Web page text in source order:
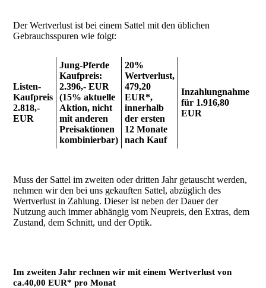
Der Wertverlust ist bei einem Sattel mit den üblichen
Gebrauchsspuren wie folgt:
Listen-
Kaufpreis
2.818,-
EUR
Jung-Pferde
Kaufpreis:
2.396,- EUR
(15% aktuelle
Aktion, nicht
mit anderen
Preisaktionen
kombinierbar)
20%
Wertverlust,
479,20
EUR*,
innerhalb
der ersten
12 Monate
nach Kauf
Inzahlungnahme
für 1.916,80
EUR
Muss der Sattel im zweiten oder dritten Jahr getauscht werden,
nehmen wir den bei uns gekauften Sattel, abzüglich des
Wertverlust in Zahlung. Dieser ist neben der Dauer der
Nutzung auch immer abhängig vom Neupreis, den Extras, dem
Zustand, dem Schnitt, und der Optik.
Im zweiten Jahr rechnen wir mit einem Wertverlust von
ca.40,00 EUR* pro Monat